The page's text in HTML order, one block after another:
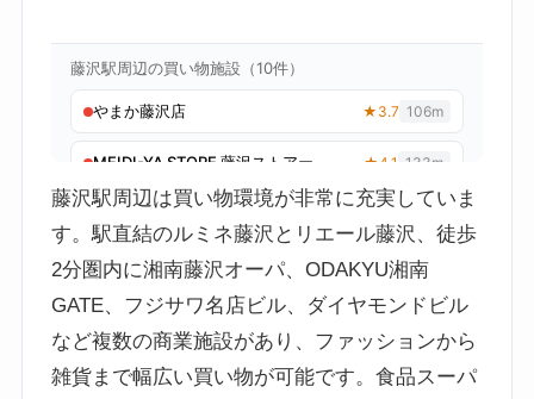
藤沢駅周辺は買い物環境が非常に充実していま
す。駅直結のルミネ藤沢とリエール藤沢、徒歩
2分圏内に湘南藤沢オーパ、ODAKYU湘南
GATE、フジサワ名店ビル、ダイヤモンドビル
など複数の商業施設があり、ファッションから
雑貨まで幅広い買い物が可能です。食品スーパ